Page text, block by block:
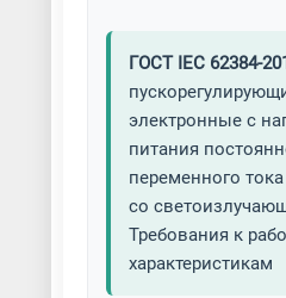
ГОСТ IEC 62384-
электронные с
питания
переменного
со
Требования к
характеристикам